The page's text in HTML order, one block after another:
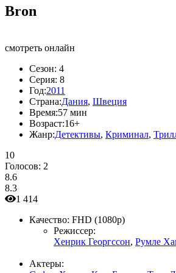
Bron
смотреть онлайн
Сезон: 4
Серия: 8
Год:2011
Страна:Дания, Швеция
Время:57 мин
Возраст:16+
Жанр:Детективы, Криминал,
10
Голосов: 2
8.6
8.3
1 414
Качество: FHD (1080p)
Режиссер:
Хенрик Георгссон, Румле
Актеры: